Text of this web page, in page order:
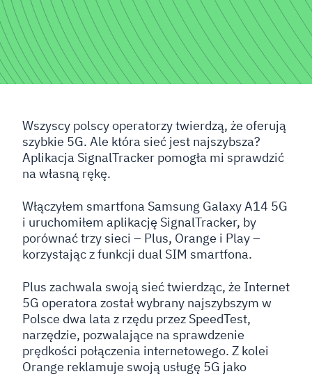
Wszyscy polscy operatorzy twierdzą, że oferują
szybkie 5G. Ale która sieć jest najszybsza?
Aplikacja SignalTracker pomogła mi sprawdzić
na własną rękę.
Włączyłem smartfona Samsung Galaxy A14 5G
i uruchomiłem aplikację SignalTracker, by
porównać trzy sieci – Plus, Orange i Play –
korzystając z funkcji dual SIM smartfona.
Plus zachwala swoją sieć twierdząc, że Internet
5G operatora został wybrany najszybszym w
Polsce dwa lata z rzędu przez SpeedTest,
narzędzie, pozwalające na sprawdzenie
prędkości połączenia internetowego. Z kolei
Orange reklamuje swoją usługę 5G jako